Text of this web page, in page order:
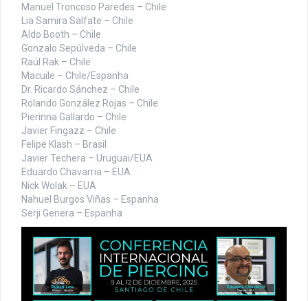
Manuel Troncoso Paredes – Chile
Lia Samira Salfate – Chile
Aldo Booth – Chile
Gonzalo Sepúlveda – Chile
Raúl Rak – Chile
Macuile – Chile/Espanha
Dr. Ricardo Sánchez – Chile
Rolando González Rojas – Chile
Pierinna Gallardo – Chile
Javier Fingazz – Chile
Felipe Klash – Brasil
Javier Techera – Uruguai/EUA
Eduardo Chavarria – EUA
Nick Wolak – EUA
Nahuel Burgos Viñas – Espanha
Serji Genera – Espanha